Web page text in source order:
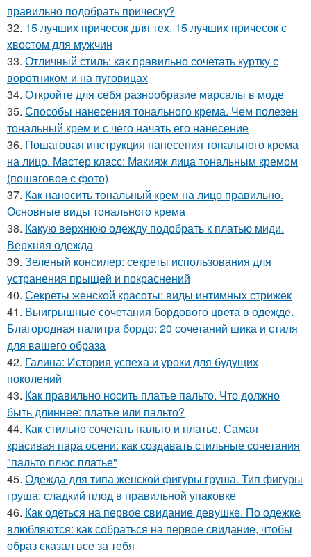
правильно подобрать прическу?
32. 15 лучших причесок для тех. 15 лучших причесок с
хвостом для мужчин
33. Отличный стиль: как правильно сочетать куртку с
воротником и на пуговицах
34. Откройте для себя разнообразие марсалы в моде
35. Способы нанесения тонального крема. Чем полезен
тональный крем и с чего начать его нанесение
36. Пошаговая инструкция нанесения тонального крема
на лицо. Мастер класс: Макияж лица тональным кремом
(пошаговое с фото)
37. Как наносить тональный крем на лицо правильно.
Основные виды тонального крема
38. Какую верхнюю одежду подобрать к платью миди.
Верхняя одежда
39. Зеленый консилер: секреты использования для
устранения прыщей и покраснений
40. Секреты женской красоты: виды интимных стрижек
41. Выигрышные сочетания бордового цвета в одежде.
Благородная палитра бордо: 20 сочетаний шика и стиля
для вашего образа
42. Галина: История успеха и уроки для будущих
поколений
43. Как правильно носить платье пальто. Что должно
быть длиннее: платье или пальто?
44. Как стильно сочетать пальто и платье. Самая
красивая пара осени: как создавать стильные сочетания
"пальто плюс платье"
45. Одежда для типа женской фигуры груша. Тип фигуры
груша: сладкий плод в правильной упаковке
46. Как одеться на первое свидание девушке. По одежке
влюбляются: как собраться на первое свидание, чтобы
образ сказал все за тебя